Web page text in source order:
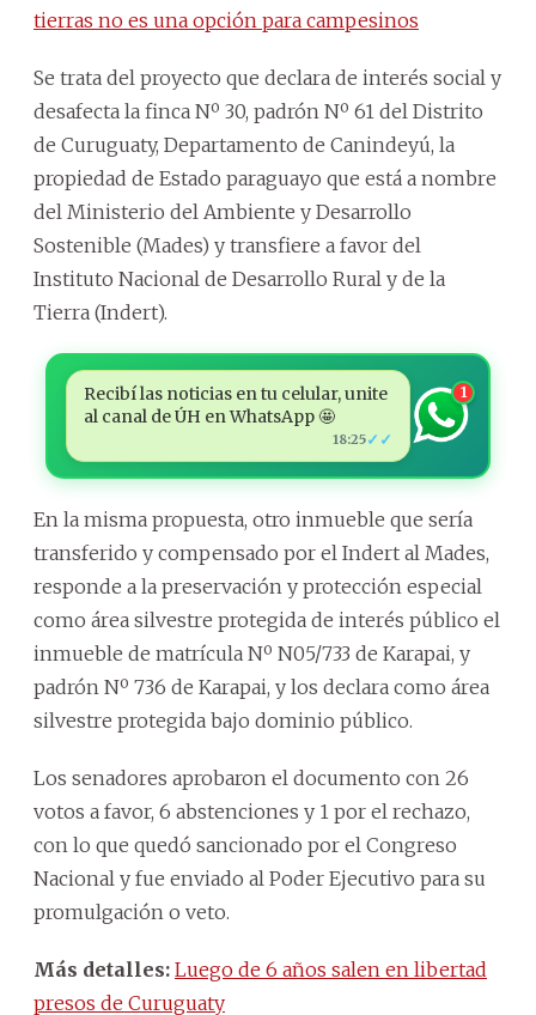
tierras no es una opción para campesinos
Se trata del proyecto que declara de interés social y
desafecta la finca Nº 30, padrón Nº 61 del Distrito
de Curuguaty, Departamento de Canindeyú, la
propiedad de Estado paraguayo que está a nombre
del Ministerio del Ambiente y Desarrollo
Sostenible (Mades) y transfiere a favor del
Instituto Nacional de Desarrollo Rural y de la
Tierra (Indert).
Recibí las noticias en tu celular, unite
al canal de ÚH en WhatsApp 🤩
18:25✓✓
1
En la misma propuesta, otro inmueble que sería
transferido y compensado por el Indert al Mades,
responde a la preservación y protección especial
como área silvestre protegida de interés público el
inmueble de matrícula Nº N05/733 de Karapai, y
padrón Nº 736 de Karapai, y los declara como área
silvestre protegida bajo dominio público.
Los senadores aprobaron el documento con 26
votos a favor, 6 abstenciones y 1 por el rechazo,
con lo que quedó sancionado por el Congreso
Nacional y fue enviado al Poder Ejecutivo para su
promulgación o veto.
Más detalles: Luego de 6 años salen en libertad
presos de Curuguaty